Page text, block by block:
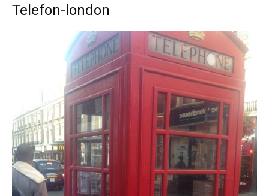
Touristiknews
Reiseempfehlungen.
Telefon-london